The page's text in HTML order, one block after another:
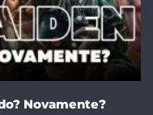
Novamente?